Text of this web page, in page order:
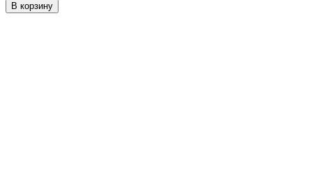
В корзину